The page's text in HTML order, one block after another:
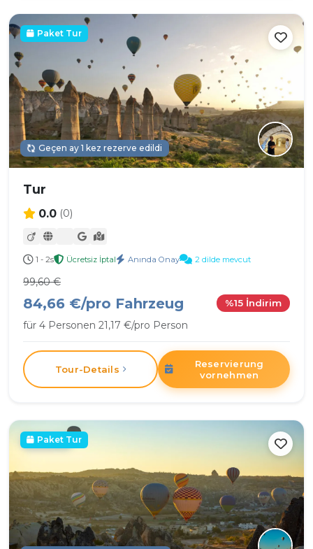
Paket Tur
Geçen ay 1 kez rezerve edildi
Tur
0.0 (0)
1 - 2s Ücretsiz İptal Anında Onay 2 dilde mevcut
99,60 €
84,66 €/pro Fahrzeug
für 4 Personen 21,17 €/pro Person
%15 İndirim
Tour-Details
Reservierung
vornehmen
Önerilen
Paket Tur